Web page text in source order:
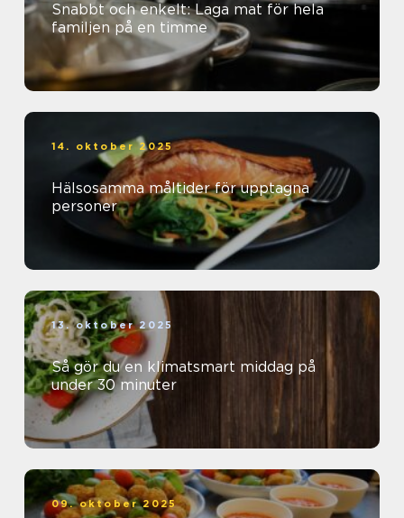
Snabbt och enkelt: Laga mat för hela
familjen på en timme
14. oktober 2025
Hälsosamma måltider för upptagna
personer
13. oktober 2025
Så gör du en klimatsmart middag på
under 30 minuter
09. oktober 2025